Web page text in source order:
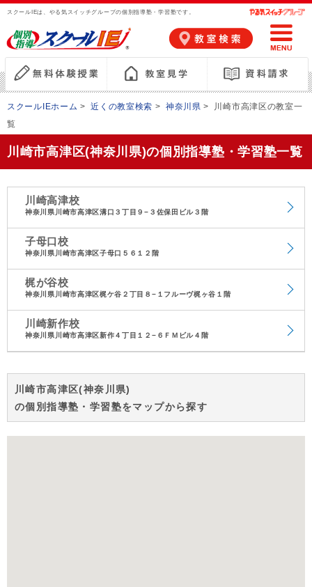
スクールIEは、やる気スイッチグループの個別指導塾・学習塾です。
スクールIEホーム > 近くの教室検索 > 神奈川県 >
川崎市高津区の教室一
覧
川崎市高津区(神奈川県)の個別指導塾・学習塾一覧
川崎高津校
神奈川県川崎市高津区溝口３丁目９−３佐保田ビル３階
子母口校
神奈川県川崎市高津区子母口５６１２階
梶が谷校
神奈川県川崎市高津区梶ケ谷２丁目８−１フルーヴ梶ヶ谷１階
川崎新作校
神奈川県川崎市高津区新作４丁目１２−６ＦＭビル４階
川崎市高津区(神奈川県)
の個別指導塾・学習塾をマップから探す